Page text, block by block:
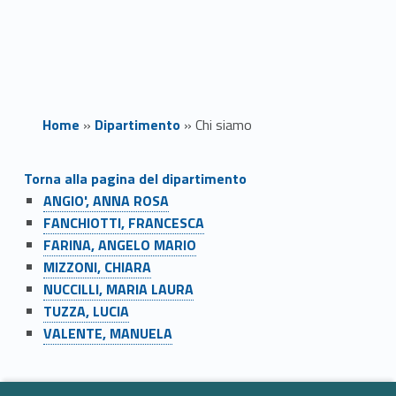
Home » Dipartimento» Chi siamo
C
h
i
s
i
Torna alla pagina del dipartimento
ANGIO', ANNA ROSA
FANCHIOTTI, FRANCESCA
FARINA, ANGELO MARIO
MIZZONI, CHIARA
NUCCILLI, MARIA LAURA
TUZZA, LUCIA
VALENTE, MANUELA
Skip back to navigation